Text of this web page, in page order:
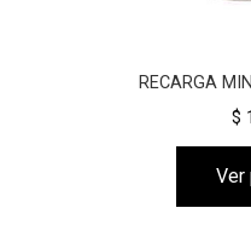
RECARGA
$
Ver